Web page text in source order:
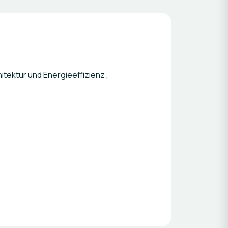
und Energieeffizienz ,